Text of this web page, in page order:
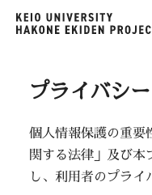
プライバシ
個人情報保護の重要
関する法律」及び本
し、利用者のプライ